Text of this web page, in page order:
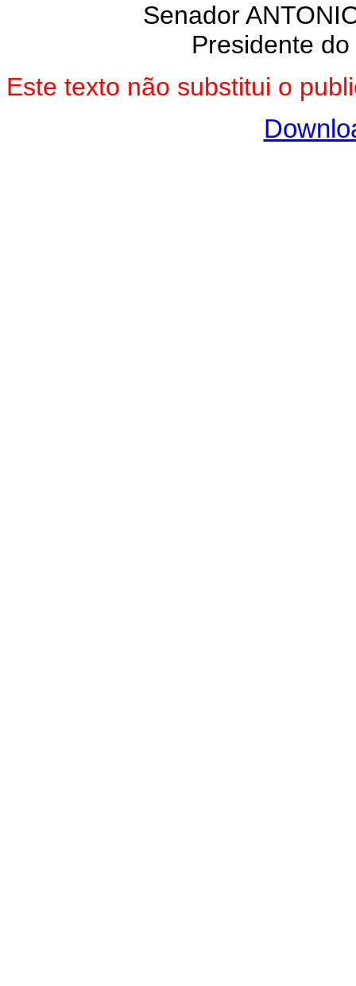
Senador
Presidente
Este texto não substitui o